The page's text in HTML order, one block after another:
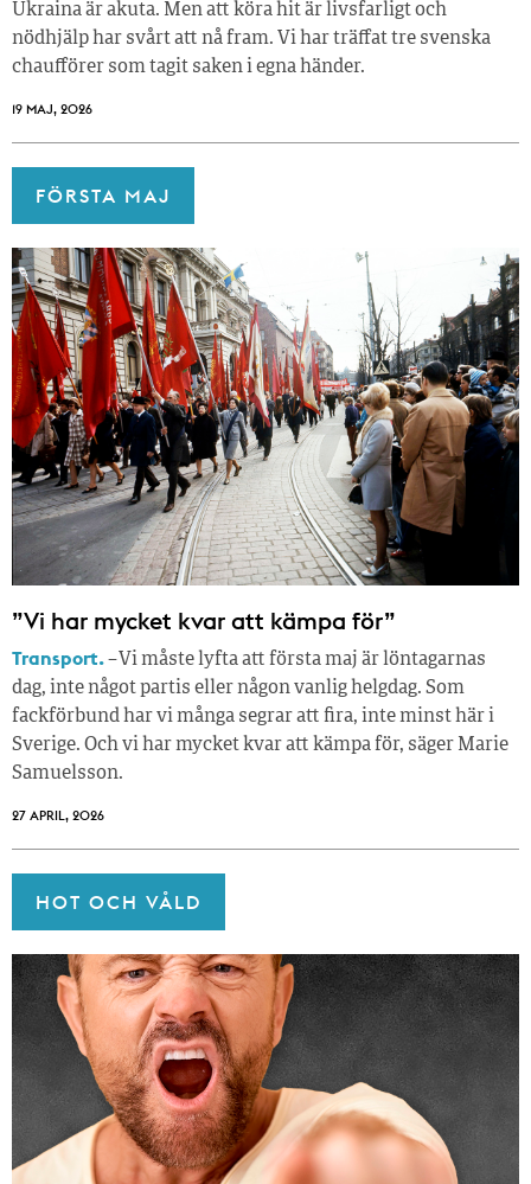
Ukraina är akuta. Men att köra hit är livsfarligt och
nödhjälp har svårt att nå fram. Vi har träffat tre svenska
chaufförer som tagit saken i egna händer.
19 MAJ, 2026
FÖRSTA MAJ
”Vi har mycket kvar att kämpa för”
Transport.– Vi måste lyfta att första maj är löntagarnas
dag, inte något partis eller någon vanlig helgdag. Som
fackförbund har vi många segrar att fira, inte minst här i
Sverige. Och vi har mycket kvar att kämpa för, säger Marie
Samuelsson.
27 APRIL, 2026
HOT OCH VÅLD